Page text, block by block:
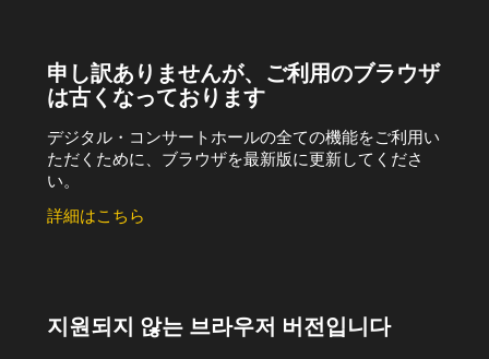
申し訳ありませんが、ご利用のブラウザ
は古くなっております
デジタル・コンサートホールの全ての機能をご利用い
ただくために、ブラウザを最新版に更新してくださ
い。
詳細はこちら
지원되지 않는 브라우저 버전입니다